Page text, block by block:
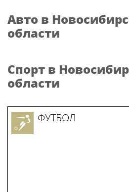
Авто в
области
Спорт в
области
ФУТБОЛ